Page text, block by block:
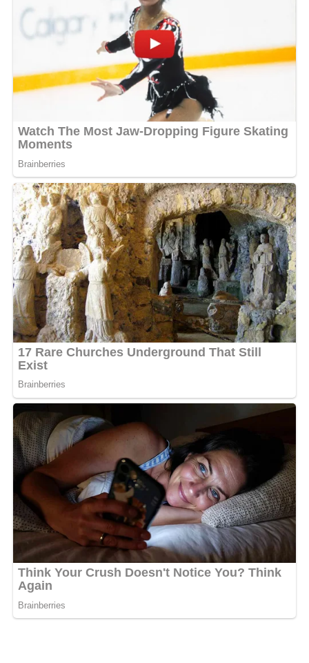
Ines Lelyon :
Toutes les candidates étaient méritantes.
Certaines sont devenues des amies, et nous sommes
restées en très bon contact. C’est la magie de l’univers
Miss France !
4- Êtes-vous prête à vous représenter à la prochaine
Ines Lelyon : Honnêtement, non. Je n’ai pas l’intention
de me représenter pour Miss Normandie ou toute autre
région pour le moment. Peut-être un jour au Gabon, qui
sait ?
5- Quelles doivent être les qualités d’une belle
femme ?
Ines Lelyon :La beauté est subjective, chaque individu a
un regard unique sur la vie, donc sur la beauté
également. À mes yeux, la seule beauté universelle réside
dans le cœur.
6- Avez-vous été encouragée par vos parents ?
Ines Lelyon :
maman, bien sûr ! C’est grâce à elle que nous avons pu
rassembler 150 personnes venues me soutenir le soir de
l’élection, arborant des pancartes avec mon nom, mon
numéro et mes photos. Elle a fait le tour des villes et de
son réseau pour me permettre de réussir. Je lui en suis
infiniment reconnaissante.
7- Êtes-vous pour ou contre la polygamie ?
Ines Lelyon :Je ne souhaite pas donner mon avis sur ce
sujet. Je souhaite simplement voir le monde heureux.
8- Comment définissez-vous le bonheur ?